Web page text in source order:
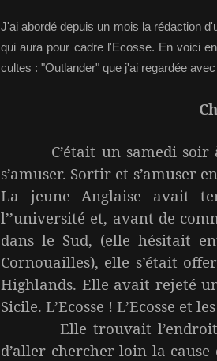
J'ai abordé depuis un mois la rédaction
qui aura pour cadre l'Ecosse. En voici
cultes : "Outlander" que j'ai regardée avec
C’était un samedi soir à
s’amuser. Sortir et s’amuser
La jeune Anglaise avait
l’’université et, avant de
dans le Sud, (elle hésitait
Cornouailles), elle s’était
Highlands. Elle avait rejeté
Sicile. L’Ecosse ! L’Ecosse et
Elle trouvait l’endroit
d’aller chercher loin la